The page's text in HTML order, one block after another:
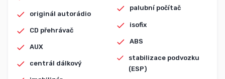
originál autorádio
CD přehrávač
AUX
centrál dálkový
palubní počítač
isofix
ABS
stabilizace podvozku
(ESP)